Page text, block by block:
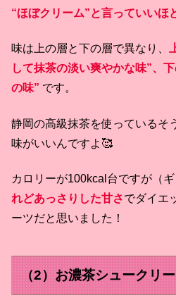
“ほぼクリーム”と言っていいほ
味は上の層と下の層で異なり、
して抹茶の淡い爽やかな味”、
の味” です。
静岡の高級抹茶を使っているそ
味がいいんですよ🥰
カロリーが100kcal台ですが（ギ
れどあっさりした甘さでダイエ
ーツだと思いました！
（2）お濃茶シュークリ